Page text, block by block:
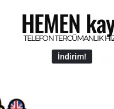
HEMEN
TELEFON TERCÜMANLIK
İndirim!